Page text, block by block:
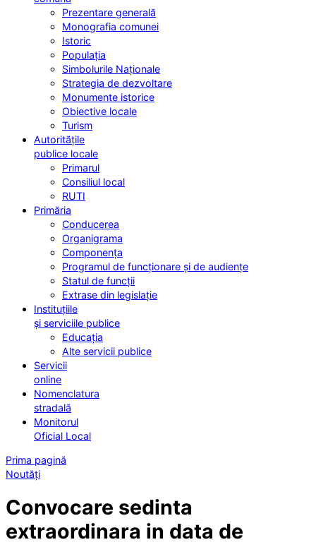
Prezentare generală
Monografia comunei
Istoric
Populația
Simbolurile Naționale
Strategia de dezvoltare
Monumente istorice
Obiective locale
Turism
Autoritățile
publice locale
Primarul
Consiliul local
RUTI
Primăria
Conducerea
Organigrama
Componența
Programul de funcționare și de audiențe
Statul de funcții
Extrase din legislație
Instituțiile
și serviciile publice
Educația
Alte servicii publice
Servicii
online
Nomenclatura
stradală
Monitorul
Oficial Local
Prima pagină
Noutăți
Convocare sedinta
extraordinara in data de